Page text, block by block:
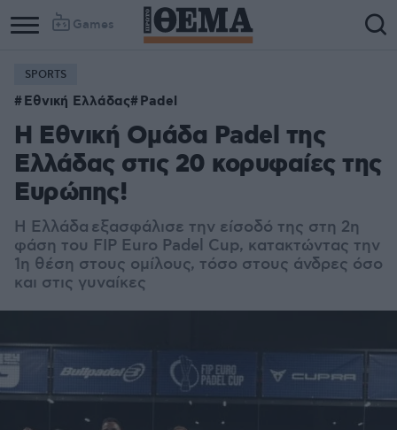
Games
SPORTS
Εθνική Ελλάδας Padel
Η Εθνική Ομάδα Padel της
Ελλάδας στις 20 κορυφαίες της
Ευρώπης!
Η Ελλάδα εξασφάλισε την είσοδό της στη 2η
φάση του FIP Euro Padel Cup, κατακτώντας την
1η θέση στους ομίλους, τόσο στους άνδρες όσο
και στις γυναίκες